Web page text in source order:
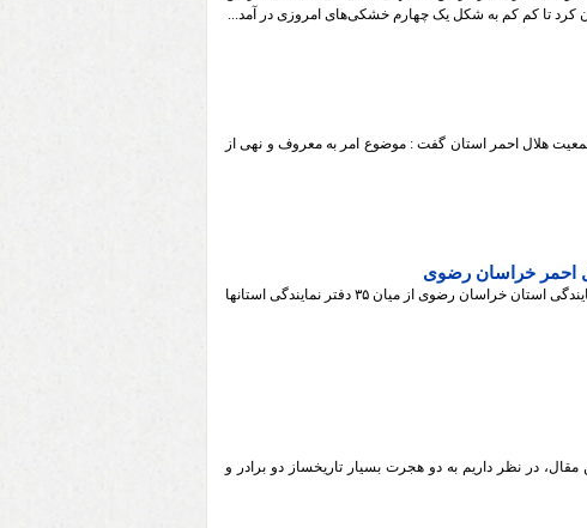
تا کم کم به شکل یک چهارم خشکی‌های امروزی در آمد...
هلال احمر استان گفت : موضوع امر به معروف و نهی از
احمر خراسان رضوی
مدیرعامل هلال احمر خراسان رضوی از کسب رتبه اول و برتر دفتر نمایندگی استان خراسان رضوی از میان ۳۵ دفتر نمایندگی استانها
در نظر داریم به دو هجرت بسیار تاریخساز دو برادر و